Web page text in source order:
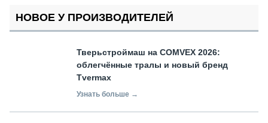
НОВОЕ У ПРОИЗВОДИТЕЛЕЙ
Тверьстроймаш на COMVEX 2026:
облегчённые тралы и новый бренд
Tvermax
Узнать больше →